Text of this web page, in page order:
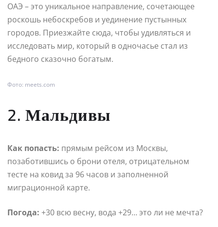
ОАЭ – это уникальное направление, сочетающее
роскошь небоскребов и уединение пустынных
городов. Приезжайте сюда, чтобы удивляться и
исследовать мир, который в одночасье стал из
бедного сказочно богатым.
Фото: meets.com
2. Мальдивы
Как попасть: прямым рейсом из Москвы,
позаботившись о брони отеля, отрицательном
тесте на ковид за 96 часов и заполненной
миграционной карте.
Погода: +30 всю весну, вода +29… это ли не мечта?